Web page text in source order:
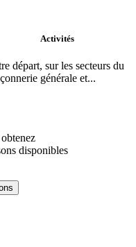
Activités
départ, sur les secteurs du
générale et...
disponibles